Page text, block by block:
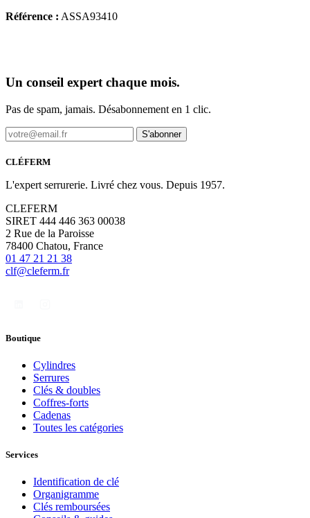
Référence : ASSA93410
Un conseil expert chaque mois.
Pas de spam, jamais. Désabonnement en 1 clic.
S'abonner
CLÉFERM
L'expert serrurerie. Livré chez vous. Depuis 1957.
CLEFERM
SIRET 444 446 363 00038
2 Rue de la Paroisse
78400 Chatou, France
01 47 21 21 38
clf@cleferm.fr
Boutique
Cylindres
Serrures
Clés & doubles
Coffres-forts
Cadenas
Toutes les catégories
Services
Identification de clé
Organigramme
Clés remboursées